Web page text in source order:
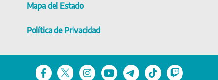
Mapa del Estado
Política de Privacidad